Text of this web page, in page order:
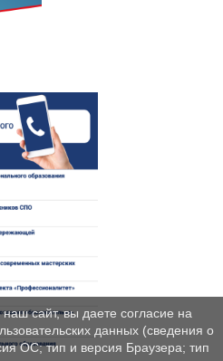
сайт, вы даете согласие на
данных (сведения о
ОС; тип и версия Браузера; тип